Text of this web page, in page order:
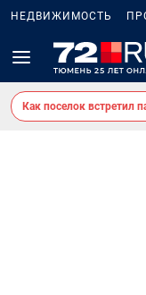
НЕДВИЖИМОСТЬ
Как поселок встретил